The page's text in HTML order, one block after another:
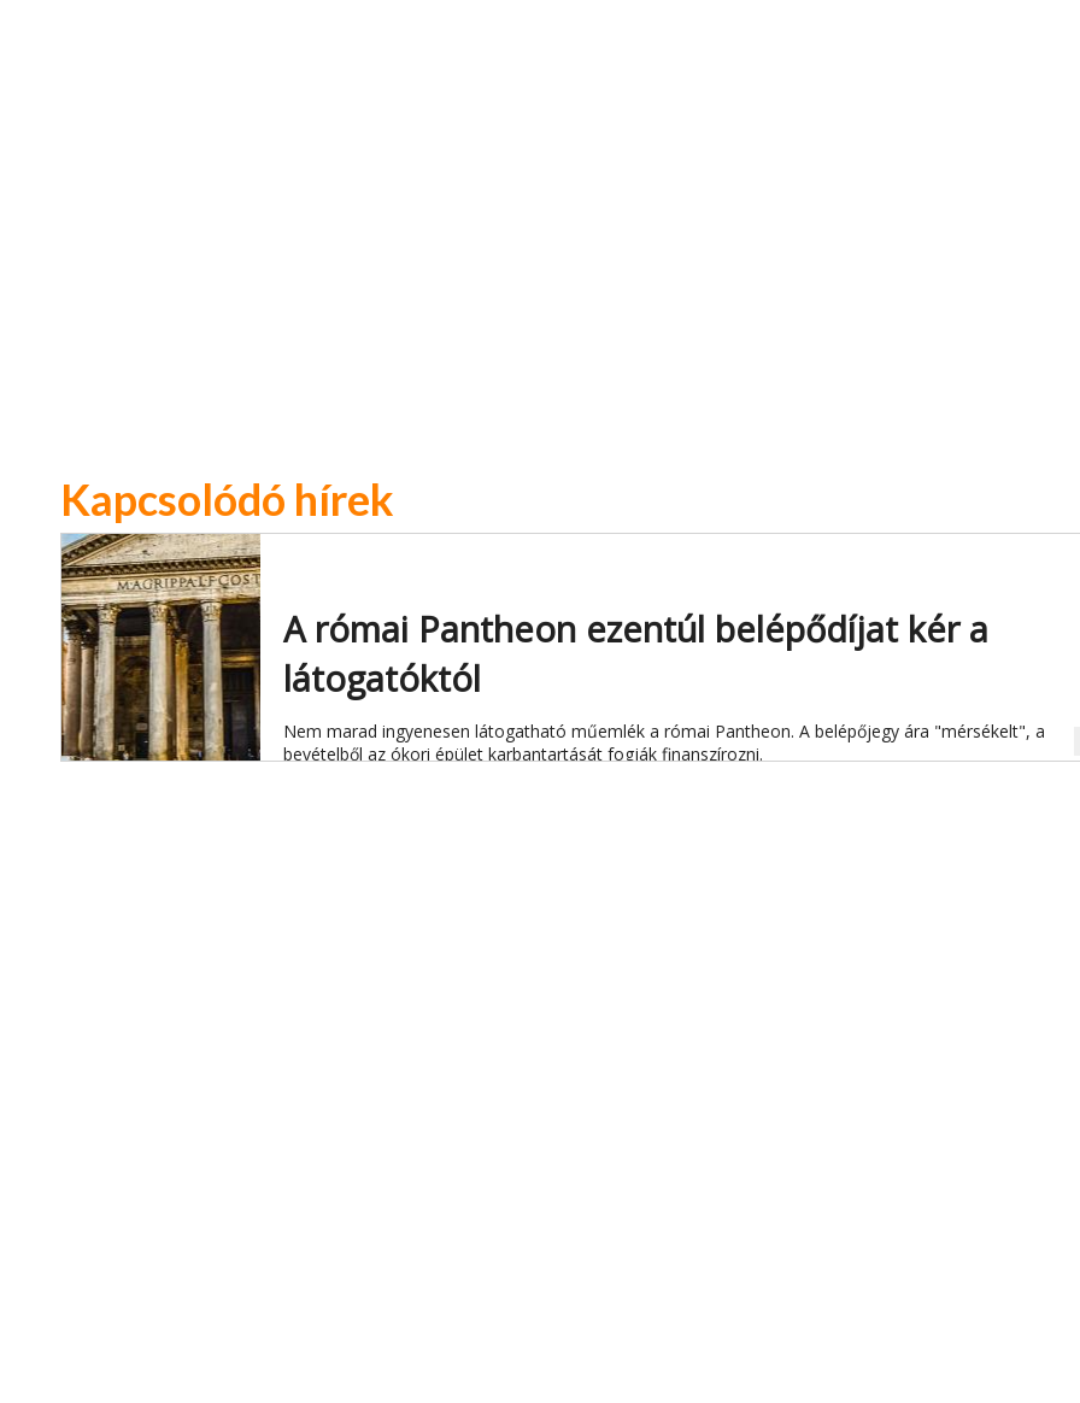
Kapcsolódó hírek
A római Pantheon ezentúl belépődíjat kér a
látogatóktól
Nem marad ingyenesen látogatható műemlék a római Pantheon. A belépőjegy ára "mérsékelt", a
bevételből az ókori épület karbantartását fogják finanszírozni.